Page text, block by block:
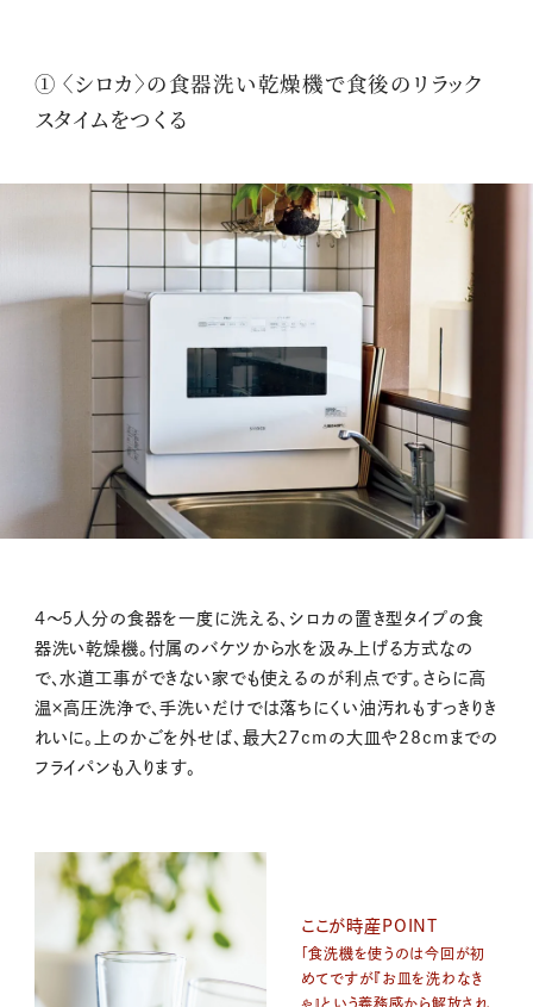
① 〈シロカ〉の食器洗い乾燥機で食後のリラック
スタイムをつくる
4～5人分の食器を一度に洗える、シロカの置き型タイプの食
器洗い乾燥機。付属のバケツから水を汲み上げる方式なの
で、水道工事ができない家でも使えるのが利点です。さらに高
温×高圧洗浄で、手洗いだけでは落ちにくい油汚れもすっきりき
れいに。上のかごを外せば、最大27cmの大皿や28cmまでの
フライパンも入ります。
ここが時産POINT
「食洗機を使うのは今回が初
めてですが『お皿を洗わなき
ゃ』という義務感から解放され